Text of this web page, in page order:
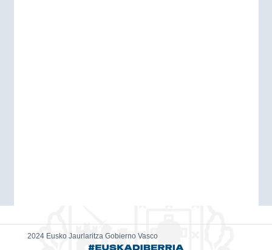
2024 Eusko Jaurlaritza Gobierno Vasco